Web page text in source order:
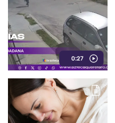
0:27